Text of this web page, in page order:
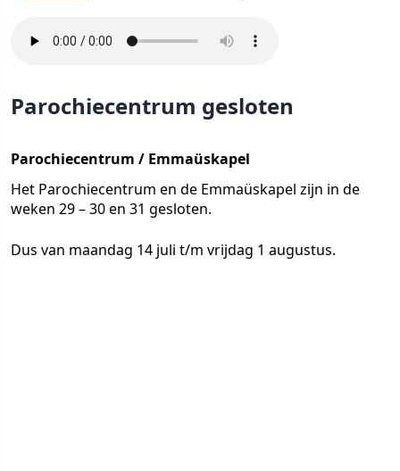
Parochiecentrum gesloten
Parochiecentrum / Emmaüskapel
Het Parochiecentrum en de Emmaüskapel zijn in de
weken 29 – 30 en 31 gesloten.
Dus van maandag 14 juli t/m vrijdag 1 augustus.